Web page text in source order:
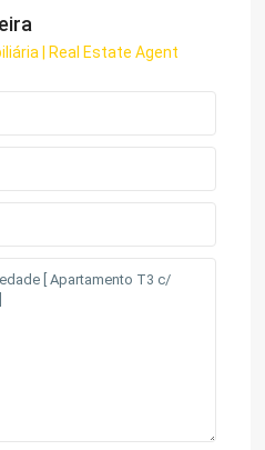
| Real Estate Agent